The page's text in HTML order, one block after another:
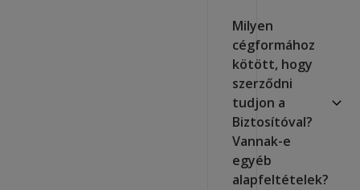
Milyen
cégformához
kötött, hogy
szerződni
tudjon a
Biztosítóval?
Vannak-e
egyéb
alapfeltételek?